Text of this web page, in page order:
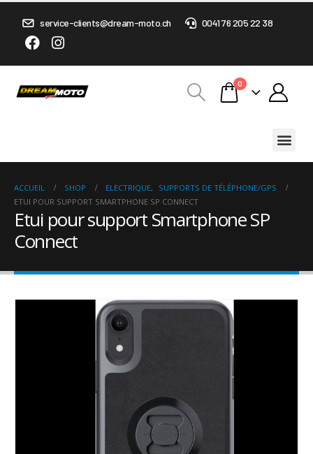
service-clients@dream-moto.ch 0041 76 205 22 38
0
ACCUEIL SHOP ELECTRIQUE,
SUPPORTS DE TÉLÉPHONE/GPS
ETUI POUR SUPPORT SMARTPHONE SP CONNECT
Etui pour support Smartphone SP
Connect